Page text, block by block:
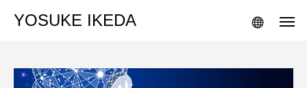
YOSUKE IKEDA